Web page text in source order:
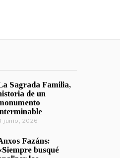
Sagrada Familia,
de un
junio, 2026
Fazáns:
busqué